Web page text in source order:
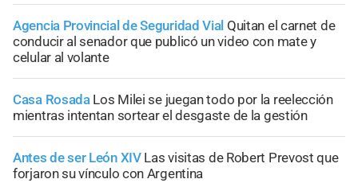
Agencia Provincial de Seguridad Vial Quitan el carnet de
conducir al senador que publicó un video con mate y
celular al volante
Casa Rosada Los Milei se juegan todo por la reelección
mientras intentan sortear el desgaste de la gestión
Antes de ser León XIV Las visitas de Robert Prevost que
forjaron su vínculo con Argentina